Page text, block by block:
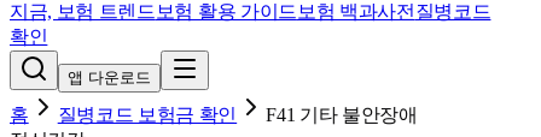
지금, 보험 트렌드 보험 활용 가이드 보험 백과사전 질병코드
확인
앱 다운로드
홈 질병코드 보험금 확인 F41 기타 불안장애